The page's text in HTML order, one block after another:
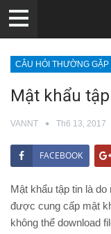
CÂU HỎI THƯỜNG GẶP
Mật khẩu
VANNT Th6 13, 2017
FACEBOOK
Mật khẩu tập tin là
được cung cấp mật
không thể download